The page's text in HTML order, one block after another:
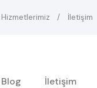
Hizmetlerimiz İletişim
Blog İletişim